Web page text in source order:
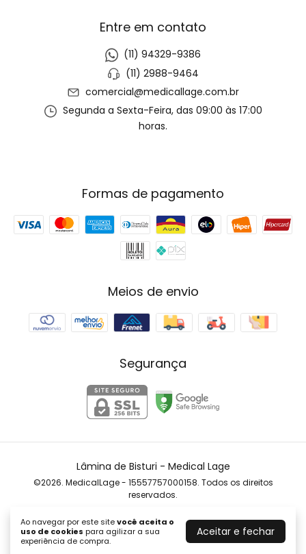
Ao navegar por este sitevocê aceita o
uso de cookies para agilizar a sua
experiência de compra.
Aceitar e fechar
Entre em contato
(11) 94329-9386
(11) 2988-9464
comercial@medicallage.com.br
Segunda a Sexta-Feira, das 09:00 às 17:00
horas.
Formas de pagamento
Meios de envio
Segurança
Lâmina de Bisturi - Medical Lage
©2026. MedicalLage - 15557757000158. Todos os direitos
reservados.